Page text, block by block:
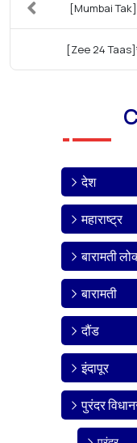
[Mumbai
[Zee 24
देश
महाराष्ट्र
बारामती
बारामती
दौंड
इंदापूर
पुरंदर